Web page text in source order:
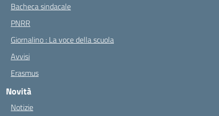
Bacheca sindacale
PNRR
Giornalino : La voce della scuola
Avvisi
Erasmus
Novità
Notizie